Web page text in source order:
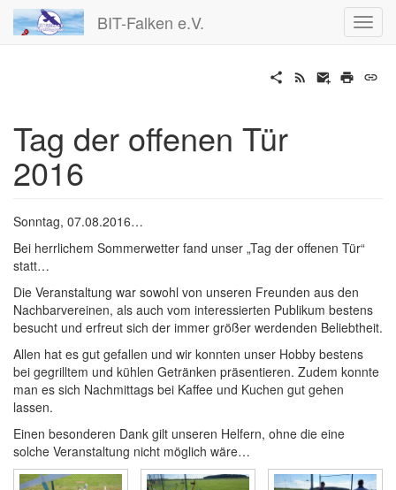
BIT-Falken e.V.
Tag der offenen Tür
2016
Sonntag, 07.08.2016…
Bei herrlichem Sommerwetter fand unser „Tag der offenen Tür“
statt…
Die Veranstaltung war sowohl von unseren Freunden aus den
Nachbarvereinen, als auch vom interessierten Publikum bestens
besucht und erfreut sich der immer größer werdenden Beliebtheit.
Allen hat es gut gefallen und wir konnten unser Hobby bestens
bei gegrilltem und kühlen Getränken präsentieren. Zudem konnte
man es sich Nachmittags bei Kaffee und Kuchen gut gehen
lassen.
Einen besonderen Dank gilt unseren Helfern, ohne die eine
solche Veranstaltung nicht möglich wäre…